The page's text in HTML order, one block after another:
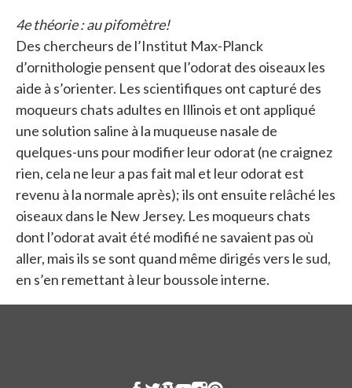
4e théorie : au pifomètre!
Des chercheurs de l’Institut Max-Planck
d’ornithologie pensent que l’odorat des oiseaux les
aide à s’orienter. Les scientifiques ont capturé des
moqueurs chats adultes en Illinois et ont appliqué
une solution saline à la muqueuse nasale de
quelques-uns pour modifier leur odorat (ne craignez
rien, cela ne leur a pas fait mal et leur odorat est
revenu à la normale après); ils ont ensuite relâché les
oiseaux dans le New Jersey. Les moqueurs chats
dont l’odorat avait été modifié ne savaient pas où
aller, mais ils se sont quand même dirigés vers le sud,
en s’en remettant à leur boussole interne.